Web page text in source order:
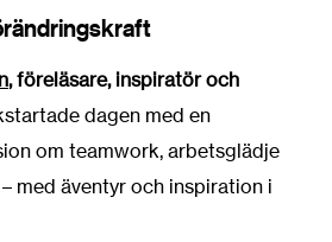
,föreläsare, inspiratör och
dagen med en
om teamwork, arbetsglädje
med äventyr och inspiration i